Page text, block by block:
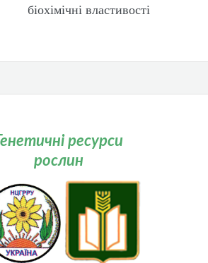
біохімічні властивості
ресурси
рослин